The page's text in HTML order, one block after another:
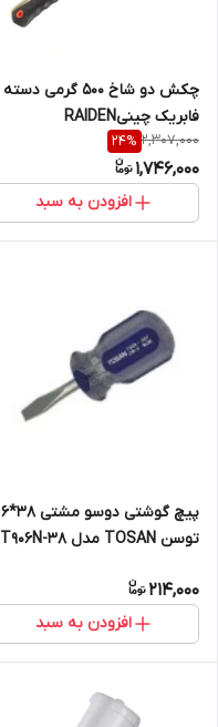
چکش دو شاخ 500 گرمی دسته
فابریک چینیRAIDEN
2,307,000
24%
1,746,000
افزودن به سبد
پیچ گوشتی دوسو مشتی 38*6
توسن TOSAN مدل T906N-38
214,000
افزودن به سبد